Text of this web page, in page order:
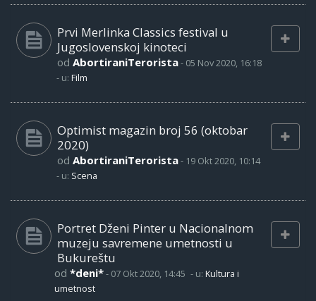
Prvi Merlinka Classics festival u
Jugoslovenskoj kinoteci
od AbortiraniTerorista- 05 Nov 2020, 16:18
- u: Film
Optimist magazin broj 56 (oktobar
2020)
od AbortiraniTerorista- 19 Okt 2020, 10:14
- u: Scena
Portret Dženi Pinter u Nacionalnom
muzeju savremene umetnosti u
Bukureštu
od *deni*- 07 Okt 2020, 14:45 - u: Kultura i
umetnost